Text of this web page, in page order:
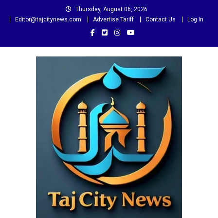
Thursday, August 06, 2026
Editor@tajcitynews.com
Advertise Tariff Contact Us Log In